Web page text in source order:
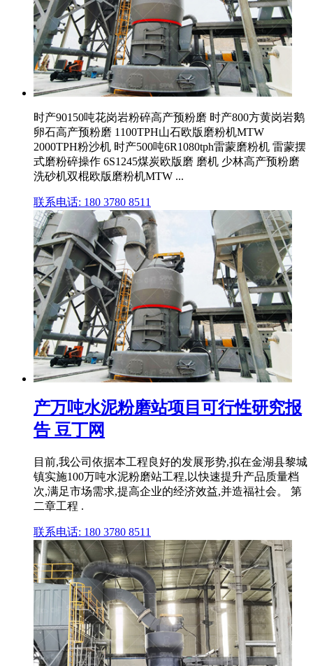
时产90150吨花岗岩粉碎高产预粉磨 时产800方黄岗岩鹅
卵石高产预粉磨 1100TPH山石欧版磨粉机MTW
2000TPH粉沙机 时产500吨6R1080tph雷蒙磨粉机 雷蒙摆
式磨粉碎操作 6S1245煤炭欧版磨 磨机 少林高产预粉磨
洗砂机双棍欧版磨粉机MTW ...
联系电话: 180 3780 8511
产万吨水泥粉磨站项目可行性研究报
告 豆丁网
目前,我公司依据本工程良好的发展形势,拟在金湖县黎城
镇实施100万吨水泥粉磨站工程,以快速提升产品质量档
次,满足市场需求,提高企业的经济效益,并造福社会。 第
二章工程 .
联系电话: 180 3780 8511